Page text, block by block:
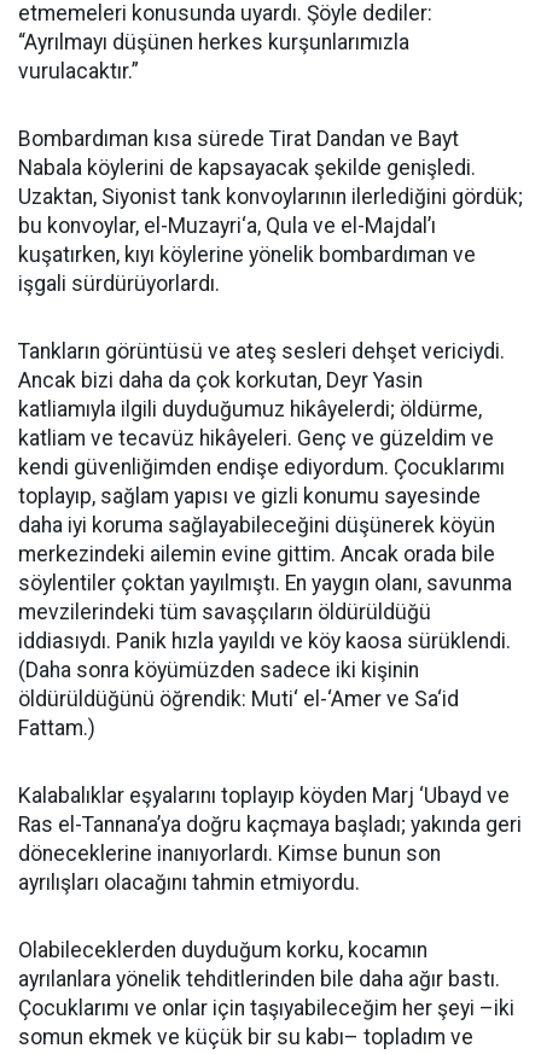
etmemeleri konusunda uyardı. Şöyle dediler:
“Ayrılmayı düşünen herkes kurşunlarımızla
vurulacaktır.”
Bombardıman kısa sürede Tirat Dandan ve Bayt
Nabala köylerini de kapsayacak şekilde genişledi.
Uzaktan, Siyonist tank konvoylarının ilerlediğini gördük;
bu konvoylar, el-Muzayri‘a, Qula ve el-Majdal’ı
kuşatırken, kıyı köylerine yönelik bombardıman ve
işgali sürdürüyorlardı.
Tankların görüntüsü ve ateş sesleri dehşet vericiydi.
Ancak bizi daha da çok korkutan, Deyr Yasin
katliamıyla ilgili duyduğumuz hikâyelerdi; öldürme,
katliam ve tecavüz hikâyeleri. Genç ve güzeldim ve
kendi güvenliğimden endişe ediyordum. Çocuklarımı
toplayıp, sağlam yapısı ve gizli konumu sayesinde
daha iyi koruma sağlayabileceğini düşünerek köyün
merkezindeki ailemin evine gittim. Ancak orada bile
söylentiler çoktan yayılmıştı. En yaygın olanı, savunma
mevzilerindeki tüm savaşçıların öldürüldüğü
iddiasıydı. Panik hızla yayıldı ve köy kaosa sürüklendi.
(Daha sonra köyümüzden sadece iki kişinin
öldürüldüğünü öğrendik: Muti‘ el-‘Amer ve Sa‘id
Fattam.)
Kalabalıklar eşyalarını toplayıp köyden Marj ‘Ubayd ve
Ras el-Tannana’ya doğru kaçmaya başladı; yakında geri
döneceklerine inanıyorlardı. Kimse bunun son
ayrılışları olacağını tahmin etmiyordu.
Olabileceklerden duyduğum korku, kocamın
ayrılanlara yönelik tehditlerinden bile daha ağır bastı.
Çocuklarımı ve onlar için taşıyabileceğim her şeyi –iki
somun ekmek ve küçük bir su kabı– topladım ve